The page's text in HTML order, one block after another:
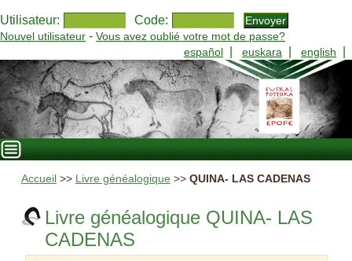
Utilisateur: Code:
Nouvel utilisateur - Vous avez oublié votre mot de passe?
español
euskara english
Accueil >> Livre généalogique >> QUINA- LAS CADENAS
Livre généalogique QUINA- LAS
CADENAS